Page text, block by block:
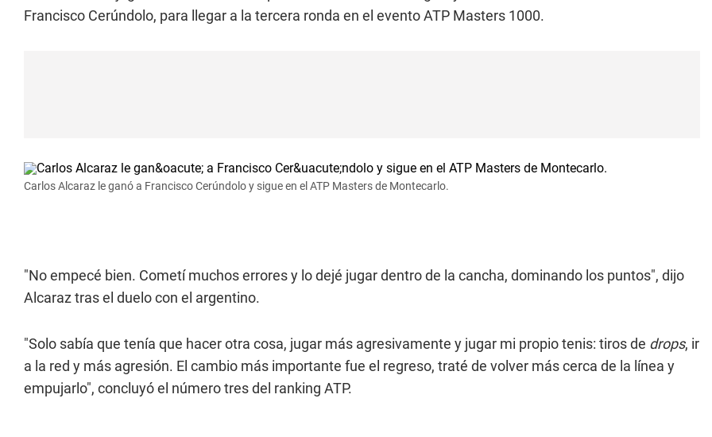
Francisco Cerúndolo, para llegar a la tercera ronda en el evento ATP Masters 1000.
Carlos Alcaraz le ganó a Francisco Cerúndolo y sigue en el ATP Masters de Montecarlo.
"No empecé bien. Cometí muchos errores y lo dejé jugar dentro de la cancha, dominando los puntos", dijo
Alcaraz tras el duelo con el argentino.
"Solo sabía que tenía que hacer otra cosa, jugar más agresivamente y jugar mi propio tenis: tiros de drops, ir
a la red y más agresión. El cambio más importante fue el regreso, traté de volver más cerca de la línea y
empujarlo", concluyó el número tres del ranking ATP.